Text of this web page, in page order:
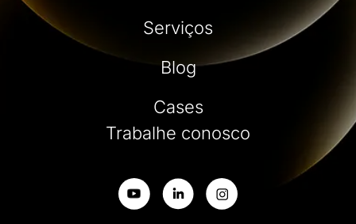
Serviços
Blog
Cases
Trabalhe conosco